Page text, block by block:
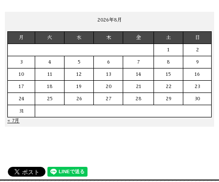
2026年8月
月 火 水 木 金 土 日
1 2
3 4 5 6 7 8 9
10 11 12 13 14 15 16
17 18 19 20 21 22 23
24 25 26 27 28 29 30
31
« 7月